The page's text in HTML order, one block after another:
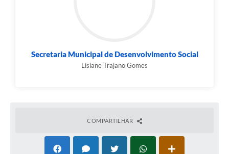
Secretaria Municipal de Desenvolvimento Social
Lisiane Trajano Gomes
COMPARTILHAR